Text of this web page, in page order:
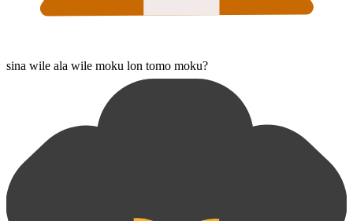
sina wile ala wile moku lon tomo moku?